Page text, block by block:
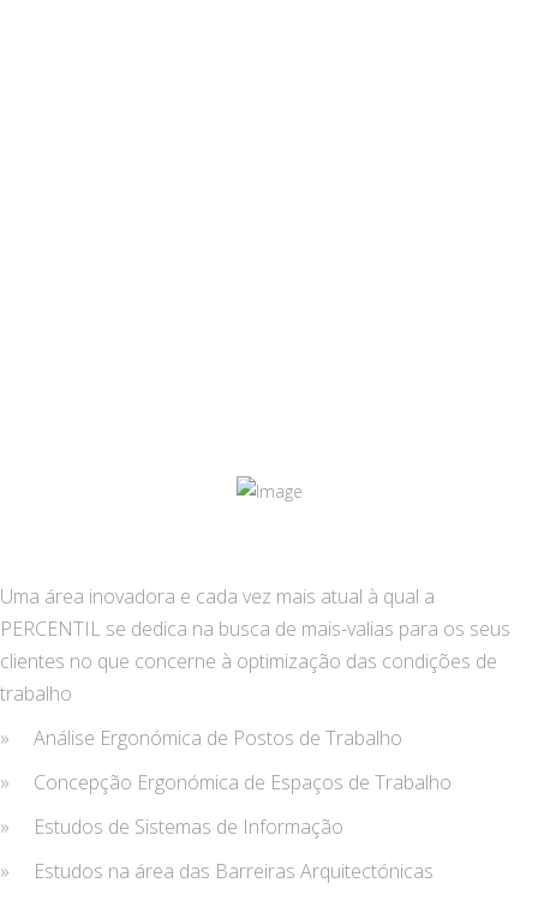
Uma área inovadora e cada vez mais atual à qual a
PERCENTIL se dedica na busca de mais-valias para os seus
clientes no que concerne à optimização das condições de
trabalho
» Análise Ergonómica de Postos de Trabalho
» Concepção Ergonómica de Espaços de Trabalho
» Estudos de Sistemas de Informação
» Estudos na área das Barreiras Arquitectónicas